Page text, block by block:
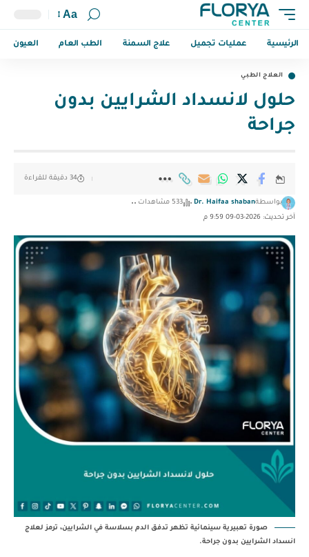
Aa
الرئيسية عمليات تجميل علاج السمنة الطب العام العيون
العلاج الطبي
حلول لانسداد الشرايين بدون
جراحة
آخر تحديث: 2026-03-09 9:59 م
بواسطةDr. Haifaa shaban 533 مشاهدات
34 دقيقة للقراءة
صورة تعبيرية سينمائية تظهر تدفق الدم بسلاسة في الشرايين، ترمز لعلاج
انسداد الشرايين بدون جراحة.